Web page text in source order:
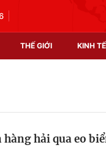
THẾ GIỚI KINH TẾ
hải qua eo